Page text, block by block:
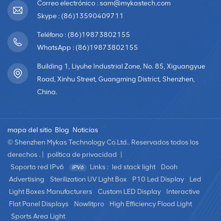
luz, que es delgada, transparente y juega transparente
yimágenes brillantes. Se utiliza principalmente en muros
escénicas,grandes centros comerciales y otros
campos. pantalla LED de alquilerLa pantalla LED de
instalar repetidamente.El cuerpo de la pantalla es liviano
y delgado, lo que ahorra espacio. Se puede ensamblar
en cualquier dirección y tamaño para presentar
alquiler es adecuada para varios parques temáticos,
bares, auditorios, grandes teatros, fiestas,construcción
de muros cortina, etc. Pantalla LED creativa de forma
especialLas pantallas LED creativas con formas
especiales son módulos fabricados en varias formas
personalizadas y luego ensamblados en
diferentesformas. Las pantallas LED creativas con formas
especiales tienen formas únicas, un gran poder de
representación y un fuerte sentido del diseño artístico.que
Correo electrónico : sam@mykastech.com
Skype : (86)13590409711
Teléfono : (86)19873802155
WhatsApp : (86)19873802155
Building 1, Liyuhe Industrial Zone, No. 85, Xiguangyue
Road, Xinhu Street, Guangming District, Shenzhen,
China.
mapa del sitio Blog Noticias
© Shenzhen Mykas Technology Co.Ltd.. Reservados todos los
derechos . |
política de privacidad
Soporta red IPv6
Links : led stack light
Dooh
Advertising
Sterilization UV Light Box P10 Led Display
Led
Light Boxes Manufacturers
Custom LED Display
Interactive
Flat Panel Displays
Nowlitpro
High Efficiency Flood Light
Sports Area Light